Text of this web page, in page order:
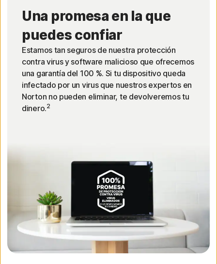
Una promesa en la que
puedes confiar
Estamos tan seguros de nuestra protección
contra virus y software malicioso que ofrecemos
una garantía del 100 %. Si tu dispositivo queda
infectado por un virus que nuestros expertos en
Norton no pueden eliminar, te devolveremos tu
dinero.2